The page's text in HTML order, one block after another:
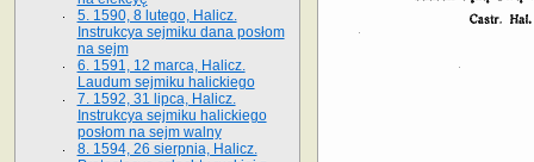
5. 1590, 8 lutego, Halicz.
Instrukcya sejmiku dana posłom
na sejm
6. 1591, 12 marca, Halicz.
Laudum sejmiku halickiego
7. 1592, 31 lipca, Halicz.
Instrukcya sejmiku halickiego
posłom na sejm walny
8. 1594, 26 sierpnia, Halicz.